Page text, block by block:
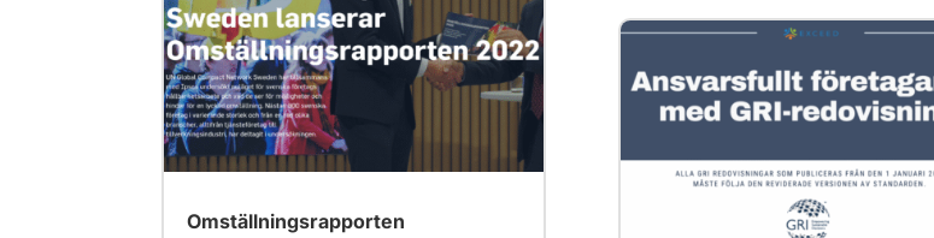
Omställningsrapporten